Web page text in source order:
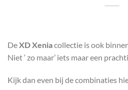
DeXD Xeniacollectie is ook
Niet ‘ zo maar’ iets maar een
Kijk dan even bij de combinaties